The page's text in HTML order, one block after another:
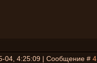
04, 4:25:09 | Сообщение # 4